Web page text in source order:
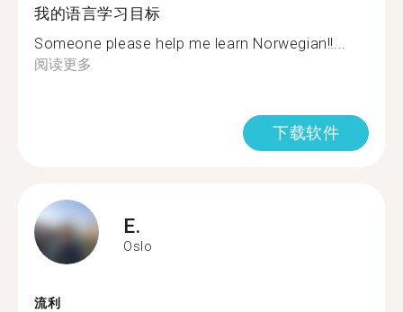
我的语言学习目标
Someone please help me learn Norwegian!!...
阅读更多
下载软件
E.
Oslo
流利